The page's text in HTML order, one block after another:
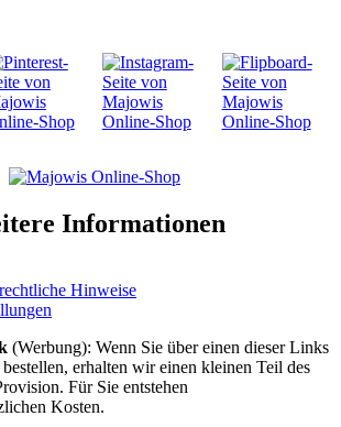
Informationen
Hinwei­se
(Werbung): Wenn Sie über einen dieser Links
erhalten wir einen kleinen Teil des
Für Sie entstehen
Kosten.